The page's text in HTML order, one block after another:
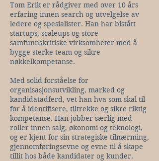
Tom Erik er rådgiver med over 10 års
erfaring innen search og utvelgelse av
ledere og spesialister. Han har bistått
startups, scaleups og store
samfunnskritiske virksomheter med å
bygge sterke team og sikre
nøkkelkompetanse.
Med solid forståelse for
organisasjonsutvikling, marked og
kandidatadferd, vet han hva som skal til
for å identifisere, tiltrekke og sikre riktig
kompetanse. Han jobber særlig med
roller innen salg, økonomi og teknologi,
og er kjent for sin strategiske tilnærming,
gjennomføringsevne og evne til å skape
tillit hos både kandidater og kunder.